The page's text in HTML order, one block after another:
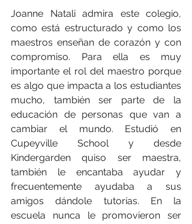
Joanne Natali admira este colegio,
como está estructurado y como los
maestros enseñan de corazón y con
compromiso. Para ella es muy
importante el rol del maestro porque
es algo que impacta a los estudiantes
mucho, también ser parte de la
educación de personas que van a
cambiar el mundo. Estudió en
Cupeyville School y desde
Kindergarden quiso ser maestra,
también le encantaba ayudar y
frecuentemente ayudaba a sus
amigos dándole tutorías. En la
escuela nunca le promovieron ser